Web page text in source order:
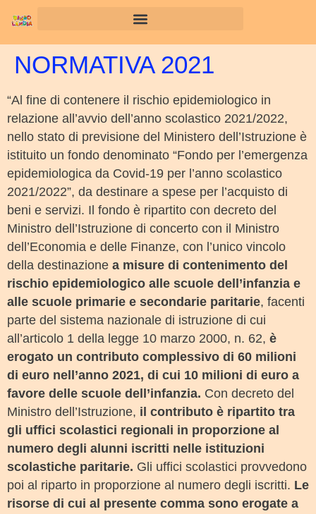
NORMATIVA 2021
“Al fine di contenere il rischio epidemiologico in
relazione all’avvio dell’anno scolastico 2021/2022,
nello stato di previsione del Ministero dell’Istruzione è
istituito un fondo denominato “Fondo per l’emergenza
epidemiologica da Covid-19 per l’anno scolastico
2021/2022”, da destinare a spese per l’acquisto di
beni e servizi. Il fondo è ripartito con decreto del
Ministro dell’Istruzione di concerto con il Ministro
dell’Economia e delle Finanze, con l’unico vincolo
della destinazione a misure di contenimento del
rischio epidemiologico alle scuole dell’infanzia e
alle scuole primarie e secondarie paritarie, facenti
parte del sistema nazionale di istruzione di cui
all’articolo 1 della legge 10 marzo 2000, n. 62, è
erogato un contributo complessivo di 60 milioni
di euro nell’anno 2021, di cui 10 milioni di euro a
favore delle scuole dell’infanzia. Con decreto del
Ministro dell’Istruzione, il contributo è ripartito tra
gli uffici scolastici regionali in proporzione al
numero degli alunni iscritti nelle istituzioni
scolastiche paritarie. Gli uffici scolastici provvedono
poi al riparto in proporzione al numero degli iscritti. Le
risorse di cui al presente comma sono erogate a